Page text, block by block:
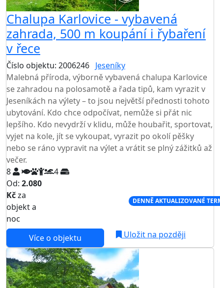
Chalupa Karlovice - vybavená
zahrada, 500 m koupání i řybaření
v řece
Číslo objektu: 2006246 Jeseníky
Malebná příroda, výborně vybavená chalupa Karlovice
se zahradou na polosamotě a řada tipů, kam vyrazit v
Jeseníkách na výlety – to jsou největší přednosti tohoto
ubytování. Kdo chce odpočívat, nemůže si přát nic
lepšího. Kdo nevydrží v klidu, může houbařit, sportovat,
vyjet na kole, jít se vykoupat, vyrazit po okolí pěšky
nebo se ráno vypravit na výlet a vrátit se plný zážitků až
večer.
8
4
Od: 2.080
Kčza
objekt a
noc
DENNĚ AKTUALIZOVANÉ
Více o objektu Uložit na později